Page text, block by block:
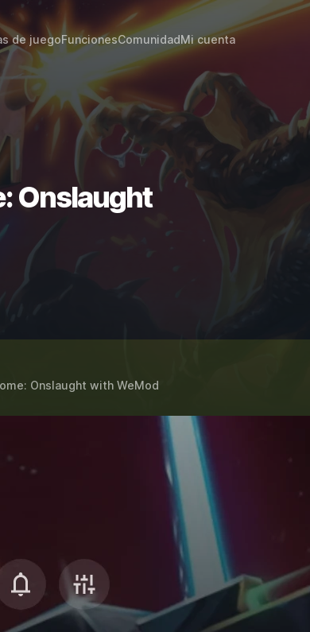
de juegoFuncionesComunidadMi cuenta
Onslaught
Onslaught with WeMod